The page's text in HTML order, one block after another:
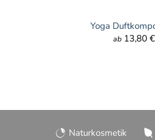
Yoga
ab 13,80 €
Naturkosmetik